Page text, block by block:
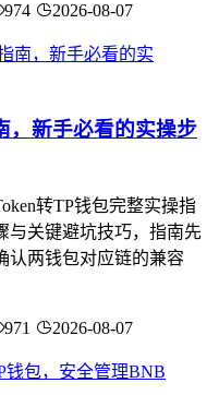
974 2026-08-07
，新手必看的实操步
转TP钱包完整实操指
与关键避坑技巧，指南先
认两钱包对应链的兼容
971 2026-08-07